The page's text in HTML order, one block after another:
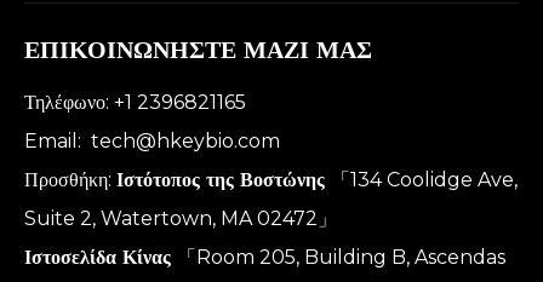
ΕΠΙΚΟΙΝΩΝΗΣΤΕ ΜΑΖΙ ΜΑΣ
Τηλέφωνο: +1 2396821165
Email: tech@hkeybio.com
Προσθήκη: Ιστότοπος της Βοστώνης
「134 Coolidge Ave,
Suite 2, Watertown, MA 02472」
Ιστοσελίδα Κίνας
「Room 205, Building B, Ascendas